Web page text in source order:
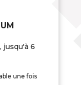
jusqu'à 6
une fois